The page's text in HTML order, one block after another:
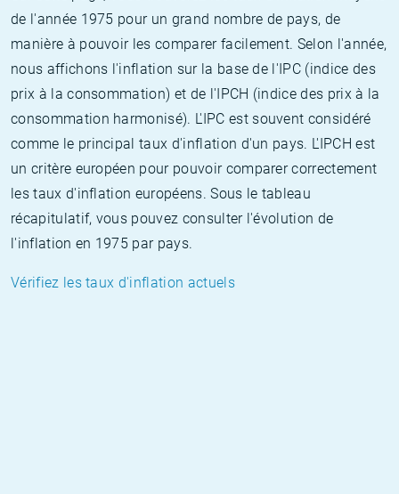
de l'année 1975 pour un grand nombre de pays, de
manière à pouvoir les comparer facilement. Selon l'année,
nous affichons l'inflation sur la base de l'IPC (indice des
prix à la consommation) et de l'IPCH (indice des prix à la
consommation harmonisé). L'IPC est souvent considéré
comme le principal taux d'inflation d'un pays. L'IPCH est
un critère européen pour pouvoir comparer correctement
les taux d'inflation européens. Sous le tableau
récapitulatif, vous pouvez consulter l'évolution de
l'inflation en 1975 par pays.
Vérifiez les taux d'inflation actuels